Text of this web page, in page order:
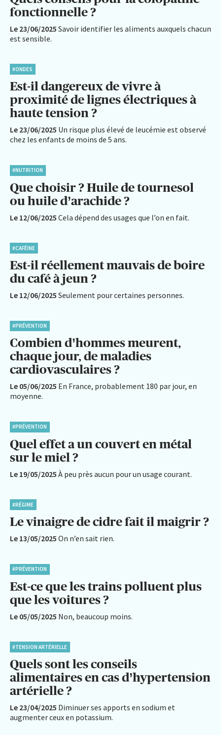
fonctionnelle ?
Le 23/06/2025 Savoir identifier les aliments auxquels chacun
est sensible.
#ONDES
Est-il dangereux de vivre à
proximité de lignes électriques à
haute tension ?
Le 23/06/2025 Un risque plus élevé de leucémie est observé
chez les enfants de moins de 5 ans.
#NUTRITION
Que choisir ? Huile de tournesol
ou huile d’arachide ?
Le 12/06/2025 Cela dépend des usages que l’on en fait.
#CAFÉINE
Est-il réellement mauvais de boire
du café à jeun ?
Le 12/06/2025 Seulement pour certaines personnes.
#PRÉVENTION
Combien d’hommes meurent,
chaque jour, de maladies
cardiovasculaires ?
Le 05/06/2025 En France, probablement 180 par jour, en
moyenne.
#PRÉVENTION
Quel effet a un couvert en métal
sur le miel ?
Le 19/05/2025 À peu près aucun pour un usage courant.
#RÉGIME
Le vinaigre de cidre fait il maigrir ?
Le 13/05/2025 On n’en sait rien.
#PRÉVENTION
Est-ce que les trains polluent plus
que les voitures ?
Le 05/05/2025 Non, beaucoup moins.
#TENSION ARTÉRIELLE
Quels sont les conseils
alimentaires en cas d’hypertension
artérielle ?
Le 23/04/2025 Diminuer ses apports en sodium et
augmenter ceux en potassium.